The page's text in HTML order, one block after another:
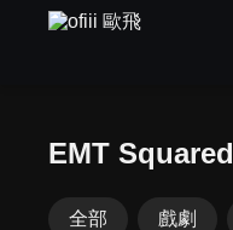
EMT Squared
全部 戲劇